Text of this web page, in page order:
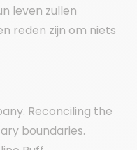
leven zullen
reden zijn om niets
Reconciling the
boundaries.